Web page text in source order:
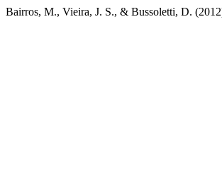
Bairros, M., Vieira, J. S., & Bussoletti, D.